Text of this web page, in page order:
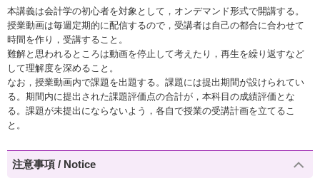
本講義は会計学の初心者を対象として，オンデマンド形式で開講する。
授業動画は毎週定期的に配信するので，受講者は自己の都合に合わせて
時間を作り，受講すること。
難解と思われるところは動画を停止して考えたり，再生を繰り返すなど
して理解度を深めること。
なお，授業動画内で課題を出題する。課題には提出期間が設けられてい
る。期間内に提出された課題評価点の合計が，本科目の成績評価とな
る。課題が未提出にならないよう，各自で授業の受講計画を立てるこ
と。
注意事項 / Notice